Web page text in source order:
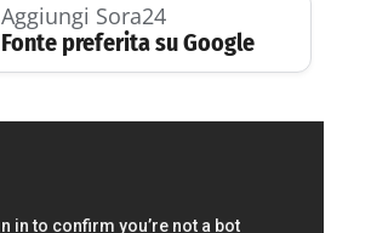
Aggiungi Sora24
Fonte preferita su Google